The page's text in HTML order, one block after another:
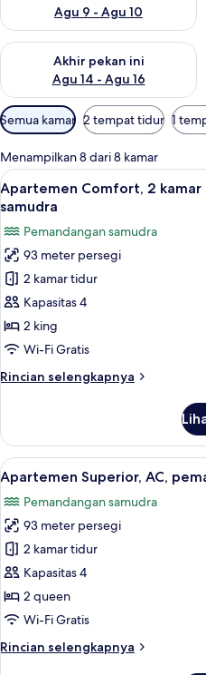
Agu 9 - Agu 10
Akhir pekan ini
Agu 14 - Agu 16
Periksa ketersediaan untuk
Filter
tersedia
untuk
kamar
Semua kamar 2 tempat tidur 1
Menampilkan 8 dari 8 kamar
Lihat
semua
untuk
Apartemen
Comfort,
2
kamar
tidur,
pemandangan
17
Apartemen Comfort, 2 kamar
samudra
Pemandangan samudra
93 meter persegi
2 kamar tidur
Kapasitas 4
2 king
Wi-Fi Gratis
Rincian selengkapnya
Rincian
Apartemen
Comfort,
2
kamar
tidur,
balkon,
pemandangan
samudra
Lihat
semua
foto
untuk
Apartemen
Superior,
AC,
pemandangan
12
Apartemen Superior, AC,
Pemandangan samudra
93 meter persegi
2 kamar tidur
Kapasitas 4
2 queen
Wi-Fi Gratis
Rincian selengkapnya
Rincian